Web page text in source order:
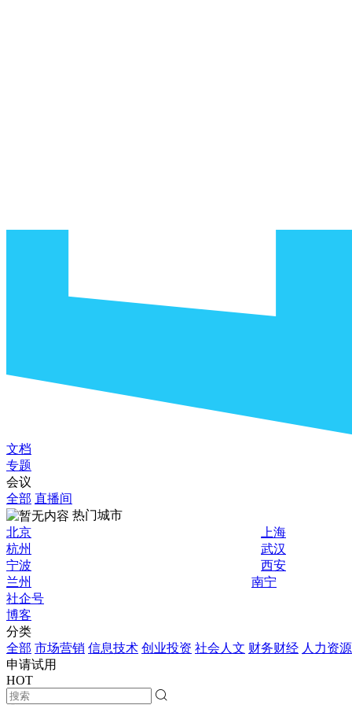
文档
专题
会议
全部 直播间
热门城市
北京
上海
杭州
武汉
宁波
西安
兰州
南宁
社企号
博客
分类
全部 市场营销 信息技术 创业投资 社会人文 财务财经 人力资源
申请试用
HOT